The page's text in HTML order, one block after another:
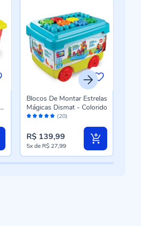
Avaliação: (20)
Blocos De Montar Estrelas
Mágicas Dismat - Colorido
R$ 139,99
5xde R$ 27,99